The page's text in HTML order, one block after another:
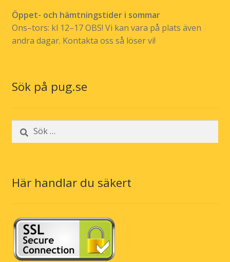
Öppet- och hämtningstider i sommar
Ons–tors: kl 12–17 OBS! Vi kan vara på plats även
andra dagar. Kontakta oss så löser vi!
Sök på pug.se
Sök
efter:
Här handlar du säkert